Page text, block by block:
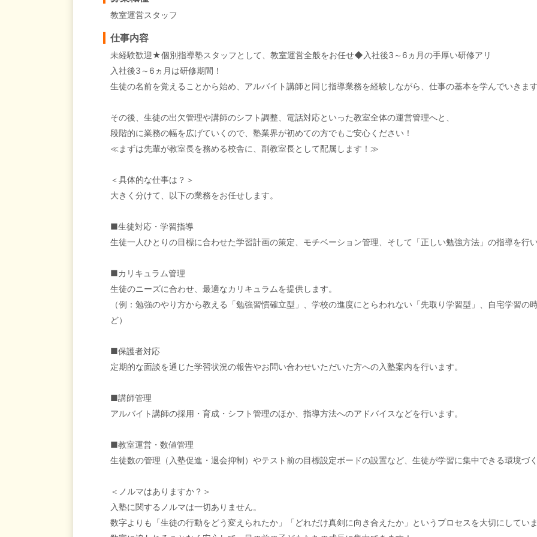
教室運営スタッフ
仕事内容
未経験歓迎★個別指導塾スタッフとして、教室運営全般をお任せ◆入社後3～6ヵ月の手厚い研修アリ
入社後3～6ヵ月は研修期間！
生徒の名前を覚えることから始め、アルバイト講師と同じ指導業務を経験しながら、仕事の基本を学んでいきます
その後、生徒の出欠管理や講師のシフト調整、電話対応といった教室全体の運営管理へと、
段階的に業務の幅を広げていくので、塾業界が初めての方でもご安心ください！
≪まずは先輩が教室長を務める校舎に、副教室長として配属します！≫
＜具体的な仕事は？＞
大きく分けて、以下の業務をお任せします。
■生徒対応・学習指導
生徒一人ひとりの目標に合わせた学習計画の策定、モチベーション管理、そして「正しい勉強方法」の指導を行い
■カリキュラム管理
生徒のニーズに合わせ、最適なカリキュラムを提供します。
（例：勉強のやり方から教える「勉強習慣確立型」、学校の進度にとらわれない「先取り学習型」、自宅学習の
ど）
■保護者対応
定期的な面談を通じた学習状況の報告やお問い合わせいただいた方への入塾案内を行います。
■講師管理
アルバイト講師の採用・育成・シフト管理のほか、指導方法へのアドバイスなどを行います。
■教室運営・数値管理
生徒数の管理（入塾促進・退会抑制）やテスト前の目標設定ボードの設置など、生徒が学習に集中できる環境づく
＜ノルマはありますか？＞
入塾に関するノルマは一切ありません。
数字よりも「生徒の行動をどう変えられたか」「どれだけ真剣に向き合えたか」というプロセスを大切にしていま